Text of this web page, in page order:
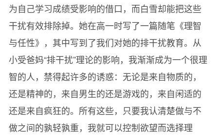
19.让更多的孩子超越自我
20.特殊的作业——给妈妈讲课
21.打开学生的魔力盒
22.我们的报纸诞生了！
23.奇观，街头叫卖的报童
24.阳光少年成了小作家
25.善“赶”的鸭子易“上架”
26.博客圈和圈子以外
为自己学习成绩受影响的借口，而白雪却能把这些
干扰有效排除掉。她在高一时写了一篇随笔《理智
与任性》，其中写到了我们对她的排干扰教育。从
小受爸妈“排干扰”理论的影响，我渐渐成为一个很理
智的人，禁得起许多的诱惑：无论是来自物质的，
还是精神的，来自男生的还是游戏的，来自闲适的
还是来自疯狂的。所有这些，只要我认清楚做与不
做之间的孰轻孰重，我就可以控制欲望而选择理